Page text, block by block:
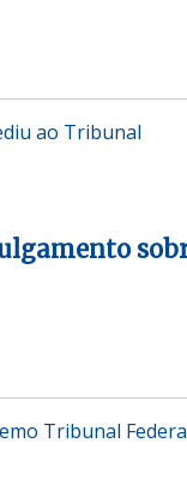
ao Tribunal
Tribunal